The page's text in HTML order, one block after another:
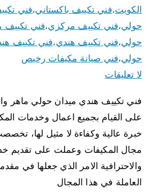
الكويت،فني تكييف باكستاني،فني
حولي،فني تكييف مركزي،فني تكييف
حولي،فني تكييف هندي،فني تكييف
حولي،فني صيانة مكيفات رخيص
لا تعليقات
فني تكييف هندي ميدان حولي ماهر
على القيام بجميع اعمال وخدمات
خبرة عالية وكفاءة لا مثيل لها،
مجال المكيفات وعملت على تقديم
والاحترافية الامر الذي جعلها في
العاملة في هذا المجال